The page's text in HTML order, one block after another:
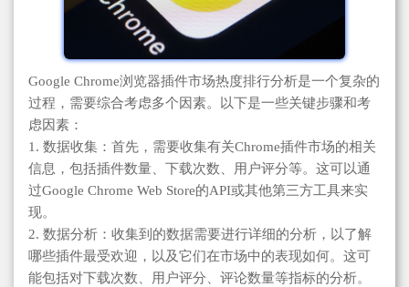
Google Chrome浏览器插件市场热度排行分析是一个复杂的
过程，需要综合考虑多个因素。以下是一些关键步骤和考
虑因素：
1. 数据收集：首先，需要收集有关Chrome插件市场的相关
信息，包括插件数量、下载次数、用户评分等。这可以通
过Google Chrome Web Store的API或其他第三方工具来实
现。
2. 数据分析：收集到的数据需要进行详细的分析，以了解
哪些插件最受欢迎，以及它们在市场中的表现如何。这可
能包括对下载次数、用户评分、评论数量等指标的分析。